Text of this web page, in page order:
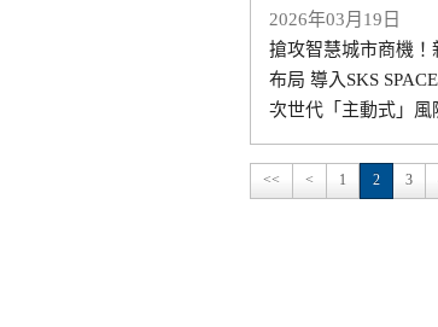
2026年03月19日
搶攻智慧城市商機
布局 導入SKS
次世代「主動式」風
<< < 1 2 3